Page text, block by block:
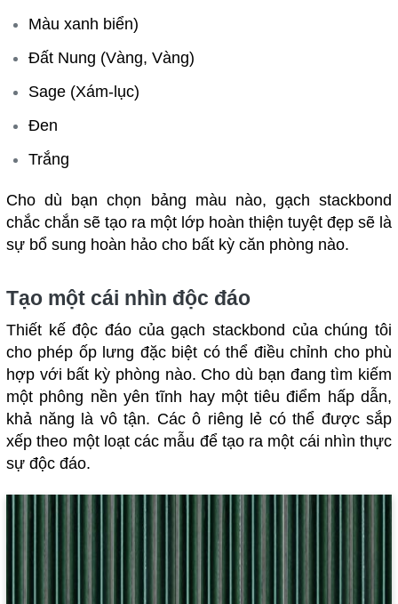
Màu xanh biển)
Đất Nung (Vàng, Vàng)
Sage (Xám-lục)
Đen
Trắng
Cho dù bạn chọn bảng màu nào, gạch stackbond
chắc chắn sẽ tạo ra một lớp hoàn thiện tuyệt đẹp sẽ là
sự bổ sung hoàn hảo cho bất kỳ căn phòng nào.
Tạo một cái nhìn độc đáo
Thiết kế độc đáo của gạch stackbond của chúng tôi
cho phép ốp lưng đặc biệt có thể điều chỉnh cho phù
hợp với bất kỳ phòng nào. Cho dù bạn đang tìm kiếm
một phông nền yên tĩnh hay một tiêu điểm hấp dẫn,
khả năng là vô tận. Các ô riêng lẻ có thể được sắp
xếp theo một loạt các mẫu để tạo ra một cái nhìn thực
sự độc đáo.